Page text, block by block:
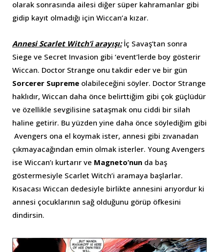
olarak sonrasında ailesi diğer süper kahramanlar gibi
gidip kayıt olmadığı için Wiccan’a kızar.
Annesi Scarlet Witch’i arayışı:İç Savaş’tan sonra
Siege ve Secret Invasion gibi ‘event’lerde boy gösterir
Wiccan. Doctor Strange onu takdir eder ve bir gün
Sorcerer Supreme olabileceğini söyler. Doctor Strange
haklıdır, Wiccan daha önce belirttiğim gibi çok güçlüdür
ve özellikle sevgilisine sataşmak onu ciddi bir silah
haline getirir. Bu yüzden yine daha önce söylediğim gibi
Avengers ona el koymak ister, annesi gibi zıvanadan
çıkmayacağından emin olmak isterler. Young Avengers
ise Wiccan’ı kurtarır ve Magneto’nun da baş
göstermesiyle Scarlet Witch’i aramaya başlarlar.
Kısacası Wiccan dedesiyle birlikte annesini arıyordur ki
annesi çocuklarının sağ olduğunu görüp öfkesini
dindirsin.